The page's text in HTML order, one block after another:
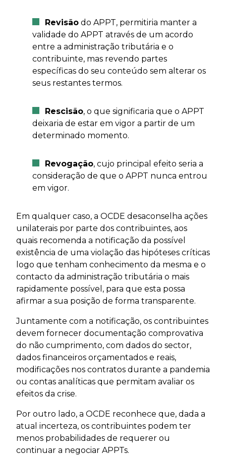
Revisão do APPT, permitiria manter a
validade do APPT através de um acordo
entre a administração tributária e o
contribuinte, mas revendo partes
específicas do seu conteúdo sem alterar os
seus restantes termos.
Rescisão, o que significaria que o APPT
deixaria de estar em vigor a partir de um
determinado momento.
Revogação, cujo principal efeito seria a
consideração de que o APPT nunca entrou
em vigor.
Em qualquer caso, a OCDE desaconselha ações
unilaterais por parte dos contribuintes, aos
quais recomenda a notificação da possível
existência de uma violação das hipóteses críticas
logo que tenham conhecimento da mesma e o
contacto da administração tributária o mais
rapidamente possível, para que esta possa
afirmar a sua posição de forma transparente.
Juntamente com a notificação, os contribuintes
devem fornecer documentação comprovativa
do não cumprimento, com dados do sector,
dados financeiros orçamentados e reais,
modificações nos contratos durante a pandemia
ou contas analíticas que permitam avaliar os
efeitos da crise.
Por outro lado, a OCDE reconhece que, dada a
atual incerteza, os contribuintes podem ter
menos probabilidades de requerer ou
continuar a negociar APPTs.